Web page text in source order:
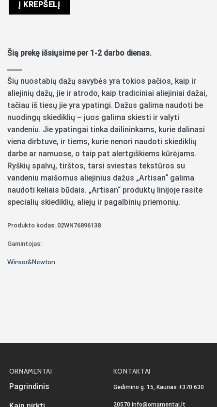
Į KREPŠELĮ
Šią prekę išsiųsime per 1-2 darbo dienas.
Šių nuostabių dažų savybės yra tokios pačios, kaip ir
aliejinių dažų, jie ir atrodo, kaip tradiciniai aliejiniai dažai,
tačiau iš tiesų jie yra ypatingi. Dažus galima naudoti be
nuodingų skiediklių – juos galima skiesti ir valyti
vandeniu. Jie ypatingai tinka dailininkams, kurie dalinasi
viena dirbtuve, ir tiems, kurie nenori naudoti skiediklių
darbe ar namuose, o taip pat alertgiškiems kūrėjams.
Ryškių spalvų, tirštos, tarsi sviestas tekstūros su
vandeniu maišomus aliejinius dažus „Artisan“ galima
naudoti keliais būdais. „Artisan“ produktų linijoje rasite
specialių skiediklių, aliejų ir pagalbinių priemonių.
Produkto kodas: 02WN76896138
Gamintojas:
Winsor&Newton
ORNAMENTAI
Pagrindinis
KONTAKTAI
Gedimino g. 15, Kaunas +370 630
20570 info@ornamentai.lt